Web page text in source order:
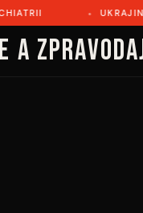
UKRAJINEC SE
a